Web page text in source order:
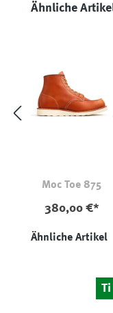
Produktgalerie
Ähnliche
Moc Toe 875
380,00 €*
Produktgalerie
Ähnliche Artikel